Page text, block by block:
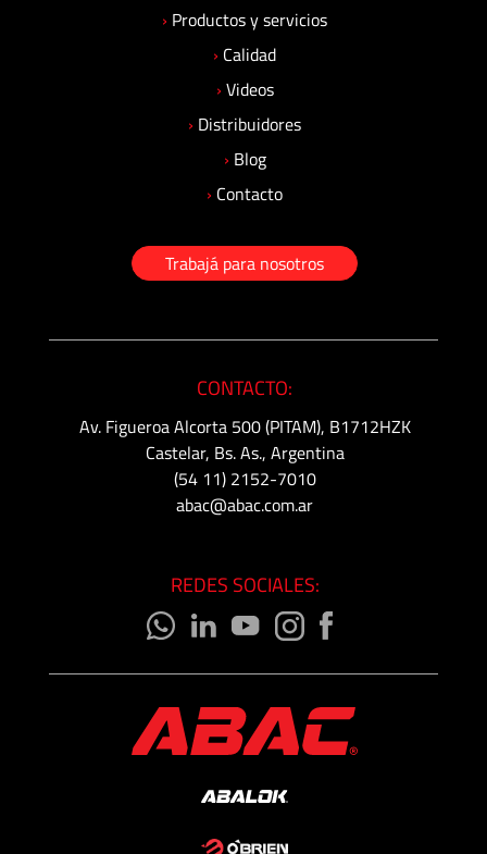
› Productos y servicios
› Calidad
› Videos
› Distribuidores
› Blog
› Contacto
Trabajá para nosotros
CONTACTO:
Av. Figueroa Alcorta 500 (PITAM), B1712HZK
Castelar, Bs. As., Argentina
(54 11) 2152-7010
abac@abac.com.ar
REDES SOCIALES: